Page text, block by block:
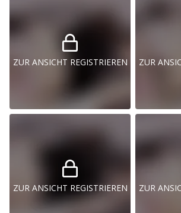
ZUR ANSICHT REGISTRIEREN ZUR
ZUR ANSICHT REGISTRIEREN ZUR